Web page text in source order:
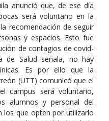
anunció que, de ese día
será voluntario en la
recomendación de seguir
y espacios. Esto fue
de contagios de covid-
de Salud señala, no hay
Es por ello que la
(UTT) comunicó que el
campus será voluntario,
alumnos y personal del
que opten por utilizarlo